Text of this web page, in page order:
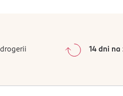
0%
Sortowanie wgdata: od
14 dni na